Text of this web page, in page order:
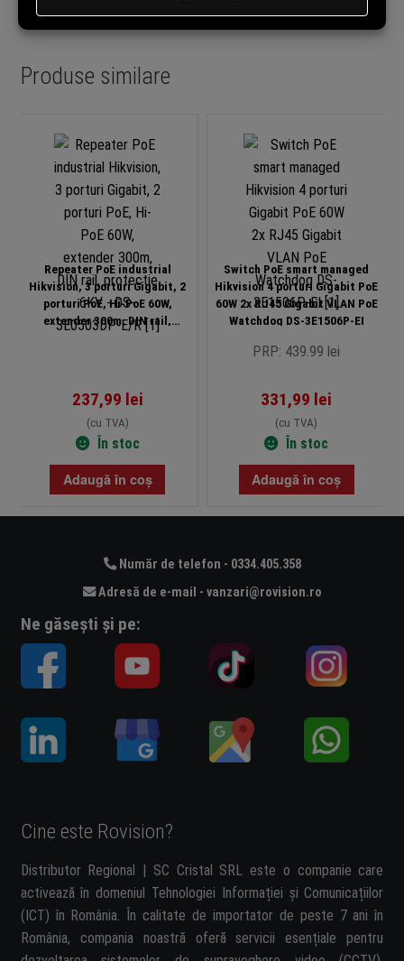
independent!
Produse similare
Repeater PoE industrial
Hikvision, 3 porturi Gigabit, 2
porturi PoE, Hi-PoE 60W,
extender 300m, DIN rail,
protectie 6KV – DS-3E0503DP-
237,99 lei
(cu TVA)
În stoc
Adaugă în coș
Switch PoE smart managed
Hikvision 4 porturi Gigabit PoE
60W 2x RJ45 Gigabit VLAN PoE
Watchdog DS-3E1506P-EI
PRP: 439.99 lei
331,99 lei
(cu TVA)
În stoc
Adaugă în coș
Număr de telefon - 0334.405.358
Adresă de e-mail - vanzari@rovision.ro
Ne găsești și pe:
Cine este Rovision?
Distributor Regional | SC Cristal SRL este o companie care
activează în domeniul Tehnologiei Informației și Comunicațiilor
(ICT) în România. În calitate de importator de peste 7 ani în
România, compania noastră oferă servicii esențiale pentru